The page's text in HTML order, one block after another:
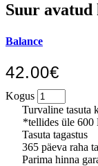
Suur
Balance
42.00€
Kogus
Turvaline tasuta
*tellides üle 600
Tasuta tagastus
365 päeva raha
Parima hinna